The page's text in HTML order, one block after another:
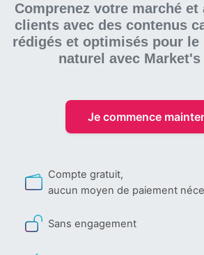
Comprenez votre marché
clients avec des contenus
rédigés et optimisés pour le
naturel avec Market's
Je commence
Compte gratuit,
aucun moyen de paiement
Sans engagement